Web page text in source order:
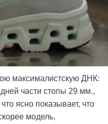
максималистскую ДНК:
части стопы 29 мм.,
ясно показывает, что
модель,